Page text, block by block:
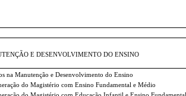
E DESENVOLVIMENTO DO ENSINO
na Manutenção e Desenvolvimento do Ensino
do Magistério com Ensino Fundamental e Médio